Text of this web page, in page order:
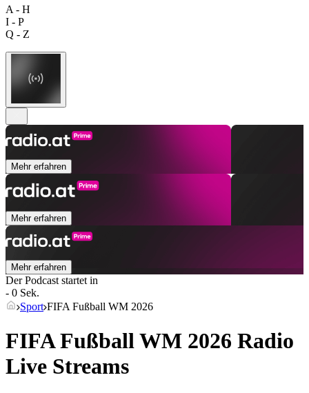
A - H
I - P
Q - Z
Mehr erfahren
Mehr erfahren
Mehr erfahren
Der Podcast startet in
- 0 Sek.
Sport FIFA Fußball WM 2026
FIFA Fußball WM 2026 Radio
Live Streams